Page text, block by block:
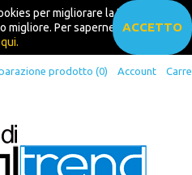
per migliorare la tua
migliore. Per saperne di piùACCETTO
prodotto (0) Account